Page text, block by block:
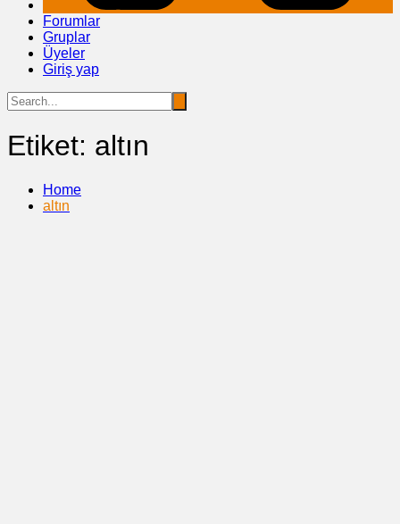
Forumlar
Gruplar
Üyeler
Giriş yap
Etiket: altın
Home
altın